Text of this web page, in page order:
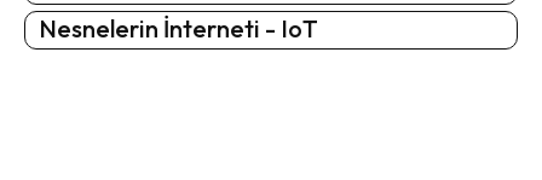
Nesnelerin İnterneti - IoT